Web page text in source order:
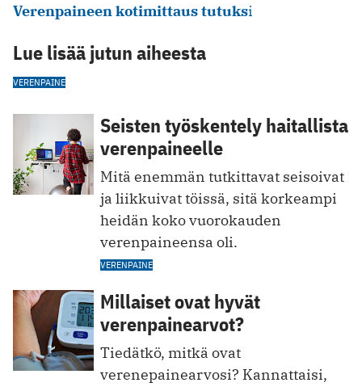
Verenpaineen kotimittaus tutuksi
Lue lisää jutun aiheesta
VERENPAINE
Seisten työskentely haitallista
verenpaineelle
Mitä enemmän tutkittavat seisoivat
ja liikkuivat töissä, sitä korkeampi
heidän koko vuorokauden
verenpaineensa oli.
VERENPAINE
Millaiset ovat hyvät
verenpainearvot?
Tiedätkö, mitkä ovat
verenepainearvosi? Kannattaisi,